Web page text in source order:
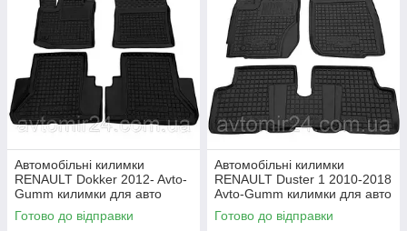
Автомобільні килимки
RENAULT Dokker 2012- Avto-
Gumm килимки для авто
РЕНО Доккер 2012- Автогум
Готово до відправки
Автомобільні килимки
RENAULT Duster 1 2010-2018
Avto-Gumm килимки для авто
РЕНО Дастер 1 2010-2018
Автогум
Готово до відправки